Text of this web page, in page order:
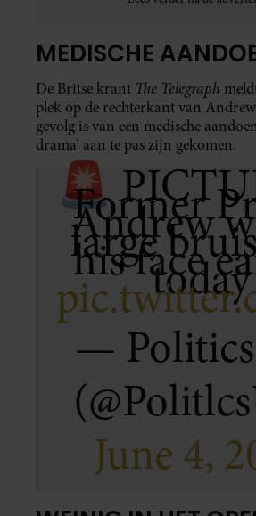
MEDISCHE
De Britse krant The Telegraph
plek op de rechterkant van
gevolg is van een medische
drama’ aan te pas zijn gekomen.
🚨
Former
Andrew
large
his face
today
—
June 4,